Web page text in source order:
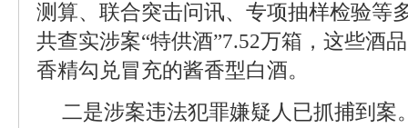
测算、联合突击问讯、专项抽样检验等
共查实涉案“特供酒”7.52万箱，这些酒
香精勾兑冒充的酱香型白酒。
二是涉案违法犯罪嫌疑人已抓捕到案